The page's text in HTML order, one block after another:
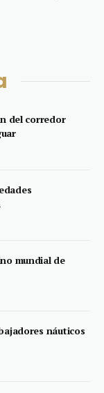
del corredor
mundial de
náuticos